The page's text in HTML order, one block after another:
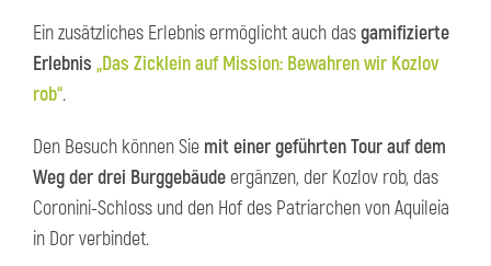
Ein zusätzliches Erlebnis ermöglicht auch dasgamifizierte
Erlebnis „Das Zicklein auf Mission: Bewahren wir Kozlov
rob“.
Den Besuch können Sie mit einer geführten Tour auf dem
Weg der drei Burggebäude ergänzen, der Kozlov rob, das
Coronini-Schloss und den Hof des Patriarchen von Aquileia
in Dor verbindet.